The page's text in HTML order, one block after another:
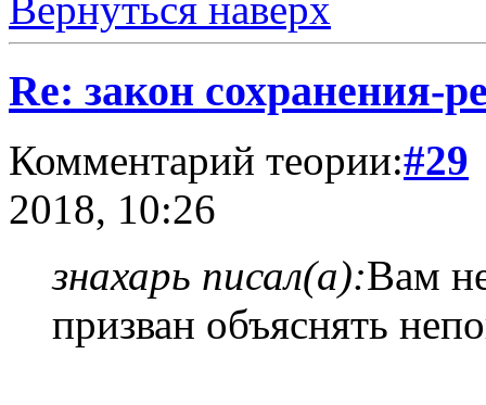
Re: закон сохранения-
Комментарий теории:#29
2018, 10:26
знахарь писал(а):Вам
призван объяснять